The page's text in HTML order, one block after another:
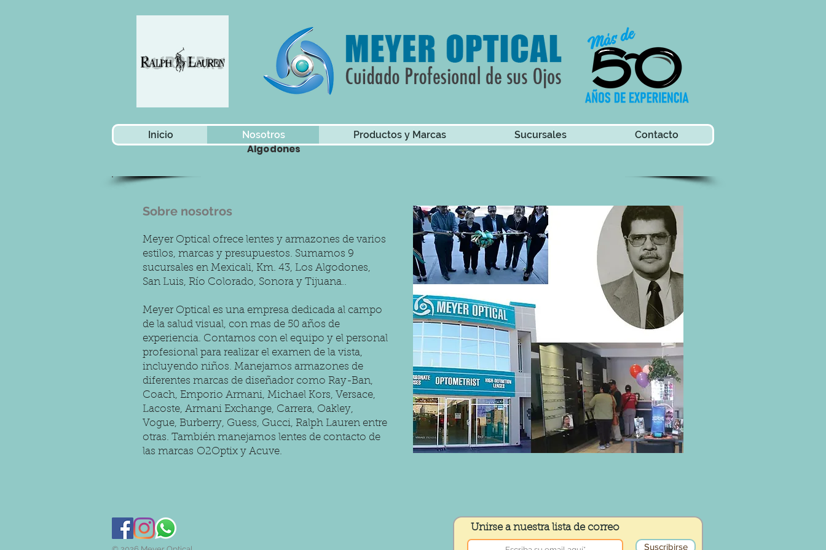
Mexicali • Tijuana • Ensenada • Km. 43 • SLRC • Los
Algodones
Inicio Nosotros Productos y Marcas Sucursales Contacto
Sobre nosotros
Meyer Optical ofrece lentes y armazones de varios
estilos, marcas y presupuestos. Sumamos 9
sucursales en Mexicali, Km. 43, Los Algodones,
San Luis, Río Colorado, Sonora y Tijuana..
Meyer Optical es una empresa dedicada al campo
de la salud visual, con mas de 50 años de
experiencia. Contamos con el equipo y el personal
profesional para realizar el examen de la vista,
incluyendo niños. Manejamos armazones de
diferentes marcas de diseñador como Ray-Ban,
Coach, Emporio Armani, Michael Kors, Versace,
Lacoste, Armani Exchange, Carrera, Oakley,
Vogue, Burberry, Guess, Gucci, Ralph Lauren entre
otras. También manejamos lentes de contacto de
las marcas O2Optix y Acuve.
Unirse a nuestra lista de correo
Suscribirse